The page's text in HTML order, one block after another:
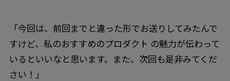
「今回は、前回までと違った形でお送りしてみたんで
すけど、私のおすすめのプロダクト の魅力が伝わって
いるといいなと思います。また、次回も是非みてくだ
さい！」